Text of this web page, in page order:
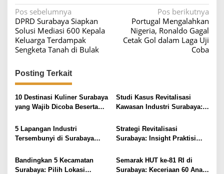
N
a
v
i
g
a
s
i
o
Pos sebelumnya
DPRD Surabaya Siapkan
Solusi Mediasi 600 Kepala
Keluarga Terdampak
Sengketa Tanah di Bulak
Pos berikutnya
Portugal Mengalahkan
Nigeria, Ronaldo Gagal
Cetak Gol dalam Laga Uji
Coba
Posting Terkait
10 Destinasi Kuliner Surabaya
yang Wajib Dicoba Beserta
Studi Kasus Revitalisasi
Kawasan Industri Surabaya: 4
5 Lapangan Industri
Tersembunyi di Surabaya
Strategi Revitalisasi
Surabaya: Insight Praktisi
Bandingkan 5 Kecamatan
Surabaya: Pilih Lokasi
Semarak HUT ke-81 RI di
Surabaya: Keceriaan 60 Anak